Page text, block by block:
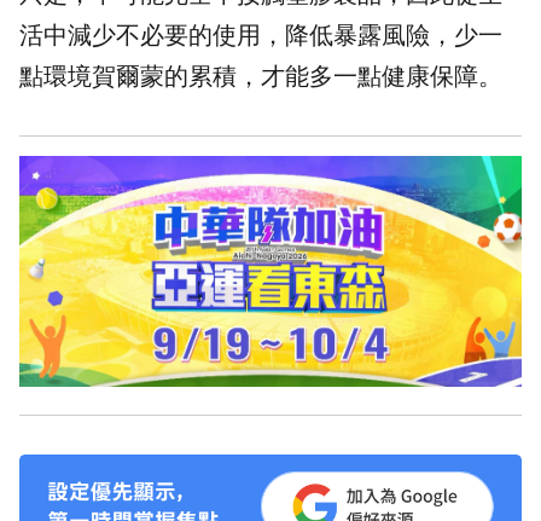
活中減少不必要的使用，降低暴露風險，少一
點環境賀爾蒙的累積，才能多一點健康保障。